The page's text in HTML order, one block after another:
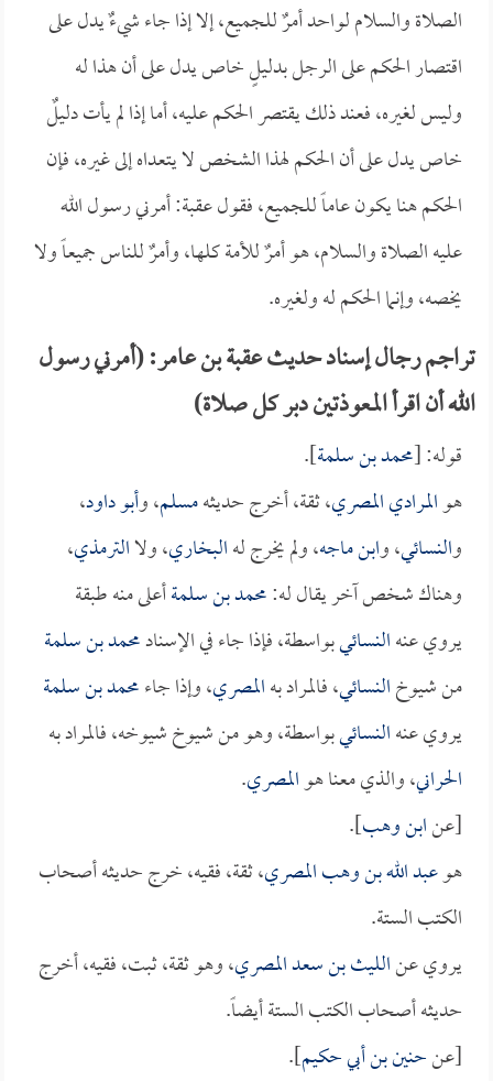
الصلاة والسلام لواحد أمرٌ للجميع، إلا إذا جاء شيءٌ يدل على
اقتصار الحكم على الرجل بدليلٍ خاص يدل على أن هذا له
وليس لغيره، فعند ذلك يقتصر الحكم عليه، أما إذا لم يأت دليلٌ
خاص يدل على أن الحكم لهذا الشخص لا يتعداه إلى غيره، فإن
الحكم هنا يكون عاماً للجميع، فقول عقبة: أمرني رسول الله
عليه الصلاة والسلام، هو أمرٌ للأمة كلها، وأمرٌ للناس جميعاً ولا
يخصه، وإنما الحكم له ولغيره.
تراجم رجال إسناد حديث عقبة بن عامر: (أمرني رسول
الله أن اقرأ المعوذتين دبر كل صلاة)
قوله: [محمد بن سلمة].
هوالمرادي المصري، ثقة، أخرج حديثهمسلم، وأبو داود،
والنسائي، وابن ماجه، ولم يخرج لهالبخاري، ولاالترمذي،
وهناك شخص آخر يقال له:محمد بن سلمةأعلى منه طبقة
يروي عنهالنسائيبواسطة، فإذا جاء في الإسنادمحمد بن سلمة
من شيوخالنسائي، فالمراد بهالمصري، وإذا جاءمحمد بن سلمة
يروي عنهالنسائيبواسطة، وهو من شيوخ شيوخه، فالمراد به
الحراني، والذي معنا هوالمصري.
[عنابن وهب].
هوعبد الله بن وهب المصري، ثقة، فقيه، خرج حديثه أصحاب
الكتب الستة.
يروي عنالليث بن سعد المصري، وهو ثقة، ثبت، فقيه، أخرج
حديثه أصحاب الكتب الستة أيضاً.
[عنحنين بن أبي حكيم].